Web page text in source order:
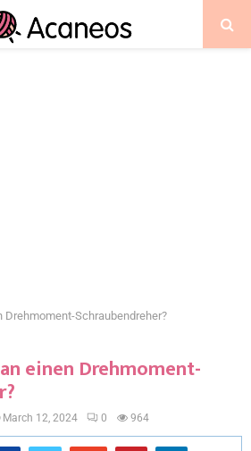
Drehmoment-Schraubendreher?
einen Drehmoment-
March 12, 2024 0 964